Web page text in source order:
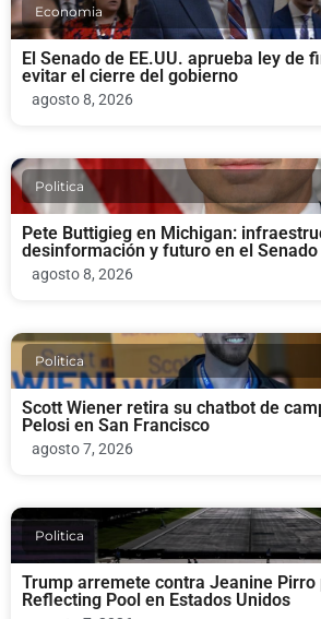
Economia
El Senado de EE.UU. aprueba ley de
evitar el cierre del gobierno
agosto 8, 2026
Politica
Pete Buttigieg en Michigan:
desinformación y futuro en el Senado
agosto 8, 2026
Politica
Scott Wiener retira su chatbot de
Pelosi en San Francisco
agosto 7, 2026
Politica
Trump arremete contra Jeanine Pirro
Reflecting Pool en Estados Unidos